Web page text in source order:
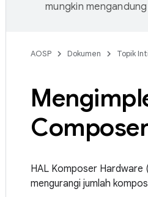
mungkin
AOSP Dokumen Topik Inti
HAL Komposer Hardware
mengurangi jumlah